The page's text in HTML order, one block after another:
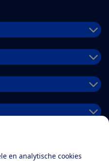
en analytische cookies